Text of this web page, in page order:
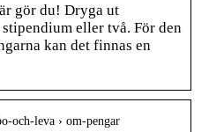
gör du! Dryga ut
eller två. För den
kan det finnas en
och-leva › om-pengar